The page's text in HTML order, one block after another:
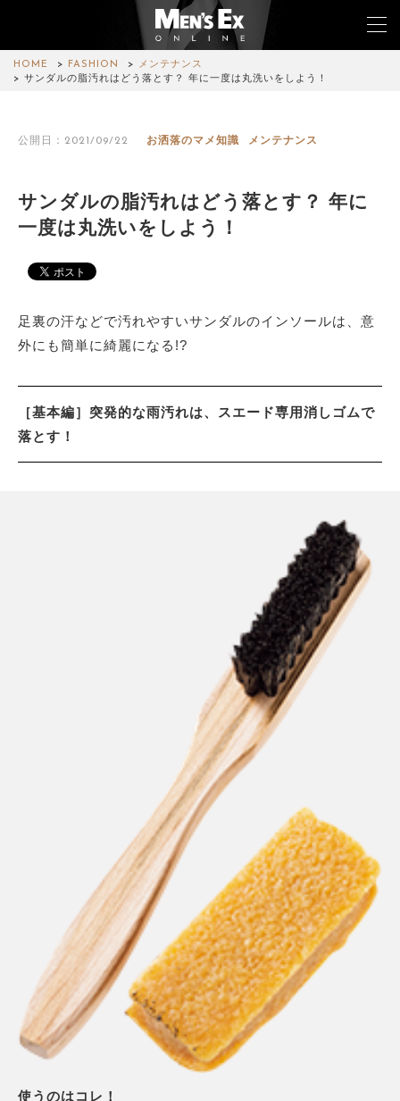
HOME FASHION
メンテナンス
サンダルの脂汚れはどう落とす？ 年に一度は丸洗いをしよう！
公開日：2021/09/22 お洒落のマメ知識 メンテナンス
サンダルの脂汚れはどう落とす？ 年に
一度は丸洗いをしよう！
足裏の汗などで汚れやすいサンダルのインソールは、意
外にも簡単に綺麗になる!?
［基本編］突発的な雨汚れは、スエード専用消しゴムで
落とす！
使うのはコレ！
WATCH
CAR&BIKE
LIFESTYLE
COLUMN
MAGAZINE